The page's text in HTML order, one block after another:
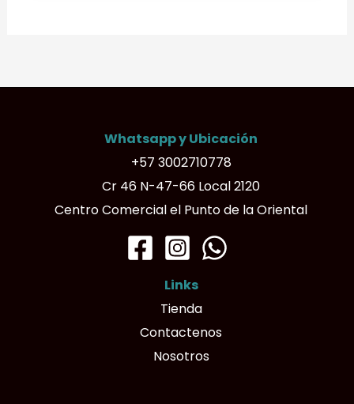
se
pueden
elegir
en
la
página
de
producto
Whatsapp y Ubicación
+57 3002710778
Cr 46 N-47-66 Local 2120
Centro Comercial el Punto de la Oriental
Links
Tienda
Contactenos
Nosotros